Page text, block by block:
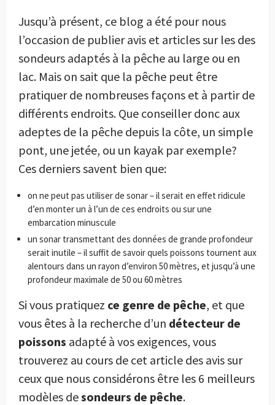
Jusqu’à présent, ce blog a été pour nous
l’occasion de publier avis et articles sur les des
sondeurs adaptés à la pêche au large ou en
lac. Mais on sait que la pêche peut être
pratiquer de nombreuses façons et à partir de
différents endroits. Que conseiller donc aux
adeptes de la pêche depuis la côte, un simple
pont, une jetée, ou un kayak par exemple?
Ces derniers savent bien que:
on ne peut pas utiliser de sonar – il serait en effet ridicule
d’en monter un à l’un de ces endroits ou sur une
embarcation minuscule
un sonar transmettant des données de grande profondeur
serait inutile – il suffit de savoir quels poissons tournent aux
alentours dans un rayon d’environ 50 mètres, et jusqu’à une
profondeur maximale de 50 ou 60 mètres
Si vous pratiquez ce genre de pêche, et que
vous êtes à la recherche d’un détecteur de
poissons adapté à vos exigences, vous
trouverez au cours de cet article des avis sur
ceux que nous considérons être les 6 meilleurs
modèles desondeurs de pêche.